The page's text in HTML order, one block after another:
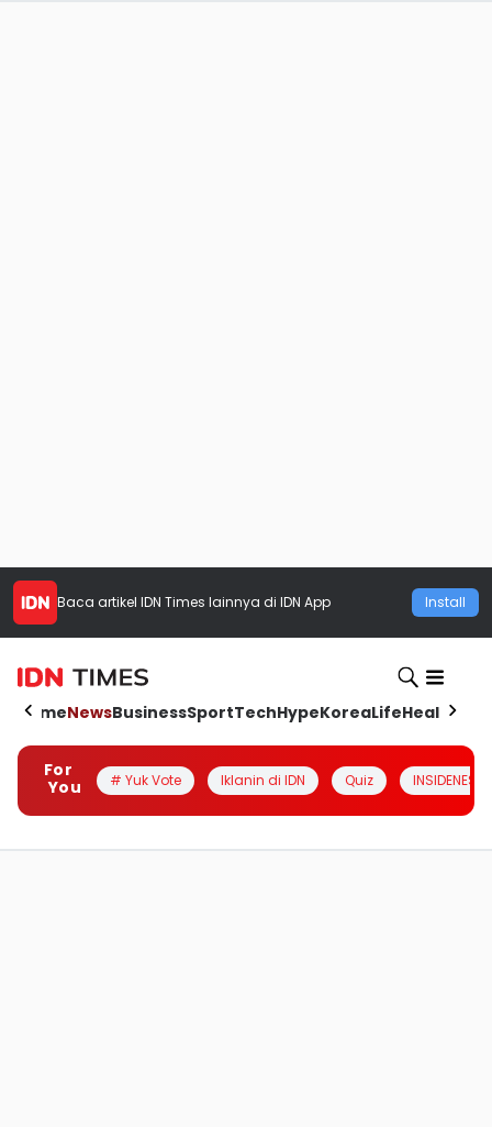
Baca artikel IDN Times lainnya di IDN App Install
HomeNewsBusinessSportTechHypeKoreaLifeHealth
For
You
# Yuk Vote Iklanin di IDN Quiz INSIDENESIA